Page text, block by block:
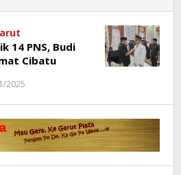
14 PNS, Budi
Cibatu
2025